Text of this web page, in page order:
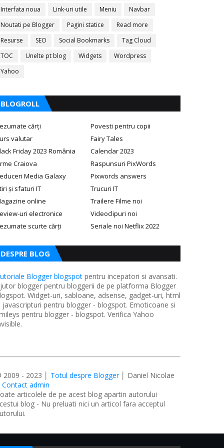
Interfata noua
Link-uri utile Meniu
Navbar
Noutati pe Blogger
Pagini statice
Read more
Resurse
SEO Social Bookmarks
Tag Cloud
TOC
Unelte pt blog Widgets
Wordpress
Yahoo
BLOGROLL
cărți
Povesti pentru copii
valutar
Fairy Tales
Friday 2023 România
Calendar 2023
Craiova
Raspunsuri PixWords
Media Galaxy
Pixwords answers
și sfaturi IT
Trucuri IT
online
Trailere Filme noi
uri electronice
Videoclipuri noi
scurte cărți
Seriale noi Netflix 2022
DESPRE BLOG
Blogger blogspot pentru incepatori si avansati.
blogger pentru bloggerii de pe platforma Blogger
Widget-uri, sabloane, adsense, gadget-uri, html
javascripturi pentru blogger - blogspot. Emoticoane si
pentru blogger - blogspot. Verifica Yahoo
- 2023 │ Totul despre Blogger│ Daniel Nicolae
Contact admin
articolele de pe acest blog apartin autorului
blog - Nu preluati nici un articol fara acceptul